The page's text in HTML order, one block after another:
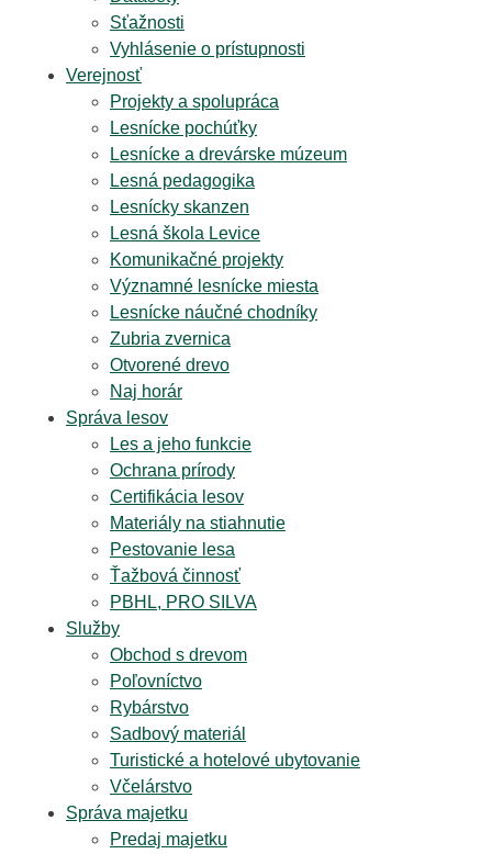
Sťažnosti
Vyhlásenie o prístupnosti
Verejnosť
Projekty a spolupráca
Lesnícke pochúťky
Lesnícke a drevárske múzeum
Lesná pedagogika
Lesnícky skanzen
Lesná škola Levice
Komunikačné projekty
Významné lesnícke miesta
Lesnícke náučné chodníky
Zubria zvernica
Otvorené drevo
Naj horár
Správa lesov
Les a jeho funkcie
Ochrana prírody
Certifikácia lesov
Materiály na stiahnutie
Pestovanie lesa
Ťažbová činnosť
PBHL, PRO SILVA
Služby
Obchod s drevom
Poľovníctvo
Rybárstvo
Sadbový materiál
Turistické a hotelové ubytovanie
Včelárstvo
Správa majetku
Predaj majetku